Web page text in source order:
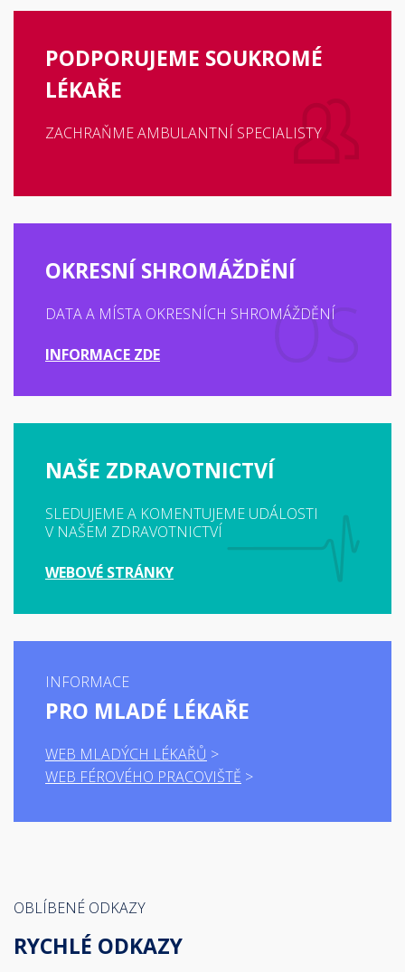
PODPORUJEME SOUKROMÉ
LÉKAŘE
ZACHRAŇME AMBULANTNÍ SPECIALISTY
OKRESNÍ SHROMÁŽDĚNÍ
DATA A MÍSTA OKRESNÍCH SHROMÁŽDĚNÍ
INFORMACE ZDE
NAŠE ZDRAVOTNICTVÍ
SLEDUJEME A KOMENTUJEME UDÁLOSTI
V NAŠEM ZDRAVOTNICTVÍ
WEBOVÉ STRÁNKY
INFORMACE
PRO MLADÉ LÉKAŘE
WEB MLADÝCH LÉKAŘŮ
WEB FÉROVÉHO PRACOVIŠTĚ
OBLÍBENÉ ODKAZY
RYCHLÉ ODKAZY